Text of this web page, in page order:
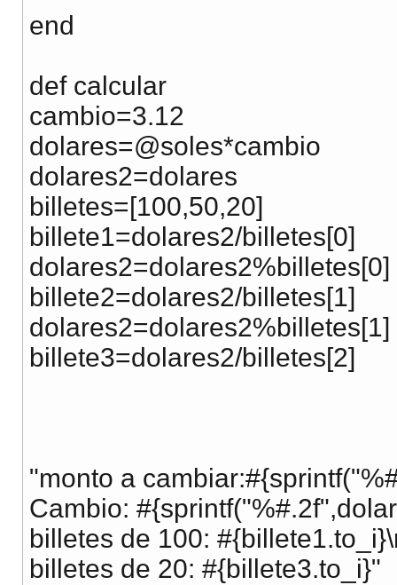
end
def calcular
cambio=3.12
dolares=@soles*cambio
dolares2=dolares
billetes=[100,50,20]
billete1=dolares2/billetes[0]
dolares2=dolares2%billetes[0]
billete2=dolares2/billetes[1]
dolares2=dolares2%billetes[1]
billete3=dolares2/billetes[2]
"monto a
Cambio:
billetes de 100:
billetes de 20: #{billete3.to_i}"